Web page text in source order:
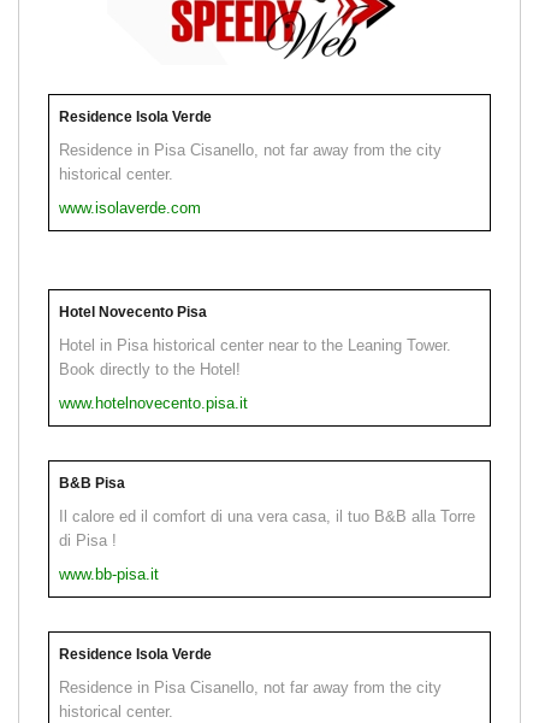
Residence Isola Verde
Residence in Pisa Cisanello, not far away from the city
historical center.
www.isolaverde.com
Hotel Novecento Pisa
Hotel in Pisa historical center near to the Leaning Tower.
Book directly to the Hotel!
www.hotelnovecento.pisa.it
B&B Pisa
Il calore ed il comfort di una vera casa, il tuo B&B alla Torre
di Pisa !
www.bb-pisa.it
Residence Isola Verde
Residence in Pisa Cisanello, not far away from the city
historical center.